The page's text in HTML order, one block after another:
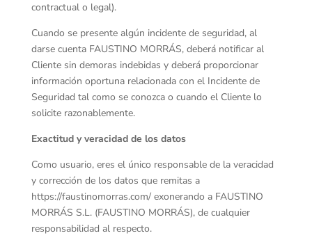
contractual o legal).
Cuando se presente algún incidente de seguridad, al
darse cuenta FAUSTINO MORRÁS, deberá notificar al
Cliente sin demoras indebidas y deberá proporcionar
información oportuna relacionada con el Incidente de
Seguridad tal como se conozca o cuando el Cliente lo
solicite razonablemente.
Exactitud y veracidad de los datos
Como usuario, eres el único responsable de la veracidad
y corrección de los datos que remitas a
https://faustinomorras.com/ exonerando a FAUSTINO
MORRÁS S.L. (FAUSTINO MORRÁS), de cualquier
responsabilidad al respecto.